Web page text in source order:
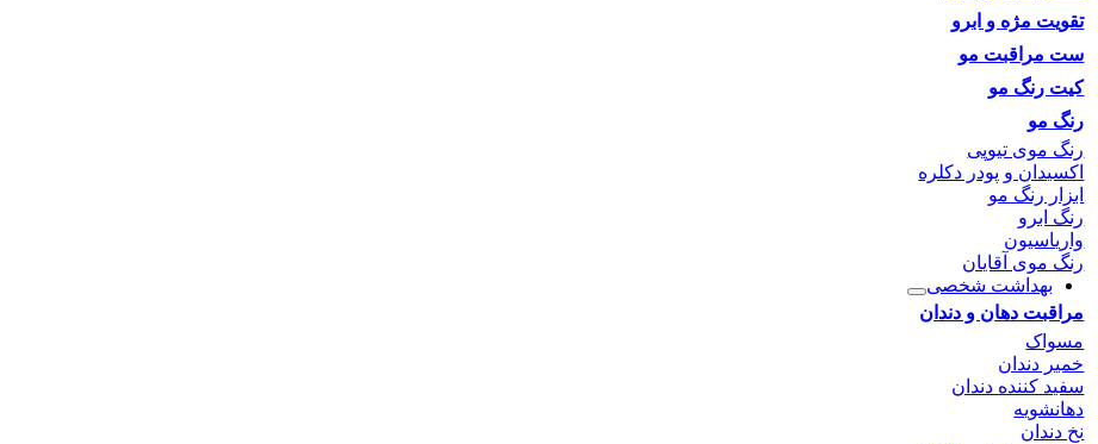
تقویت مژه و ابرو
ست مراقبت مو
کیت رنگ مو
رنگ مو
رنگ موی تیوپی
اکسیدان و پودر دکلره
ابزار رنگ مو
رنگ ابرو
واریاسیون
رنگ موی آقایان
بهداشت شخصی
مراقبت دهان و دندان
مسواک
خمیر دندان
سفید کننده دندان
دهانشویه
نخ دندان